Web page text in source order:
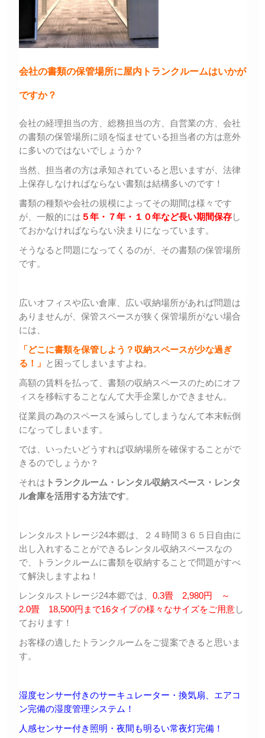
会社の書類の保管場所に屋内トランクルームはいかが
ですか？
会社の経理担当の方、総務担当の方、自営業の方、会社
の書類の保管場所に頭を悩ませている担当者の方は意外
に多いのではないでしょうか？
当然、担当者の方は承知されていると思いますが、法律
上保存しなければならない書類は結構多いのです！
書類の種類や会社の規模によってその期間は様々です
が、一般的には ５年・７年・１０年など長い期間保存し
ておかなければならない決まりになっています。
そうなると問題になってくるのが、その書類の保管場所
です。
広いオフィスや広い倉庫、広い収納場所があれば問題は
ありませんが、保管スペースが狭く保管場所がない場合
には、
「どこに書類を保管しよう？収納スペースが少な過ぎ
る！」 と困ってしまいますよね。
高額の賃料を払って、書類の収納スペースのためにオフ
ィスを移転することなんて大手企業しかできません。
従業員の為のスペースを減らしてしまうなんて本末転倒
になってしまいます。
では、いったいどうすれば収納場所を確保することがで
きるのでしょうか？
それは トランクルーム・レンタル収納スペース・レンタ
ル倉庫を活用する方法です。
レンタルストレージ24本郷は、２４時間３６５日自由に
出し入れすることができるレンタル収納スペースなの
で、トランクルームに書類を収納することで問題がすべ
て解決しますよね！
レンタルストレージ24本郷では、 0.3畳 2,980円 ～
2.0畳 18,500円まで16タイプの様々なサイズをご用意し
ております！
お客様の適したトランクルームをご提案できると思いま
す。
湿度センサー付きのサーキュレーター・換気扇、エアコ
ン完備の湿度管理システム！
人感センサー付き照明・夜間も明るい常夜灯完備！